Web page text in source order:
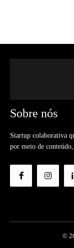
Sobre nós
Startup colaborativa
por meio de
©